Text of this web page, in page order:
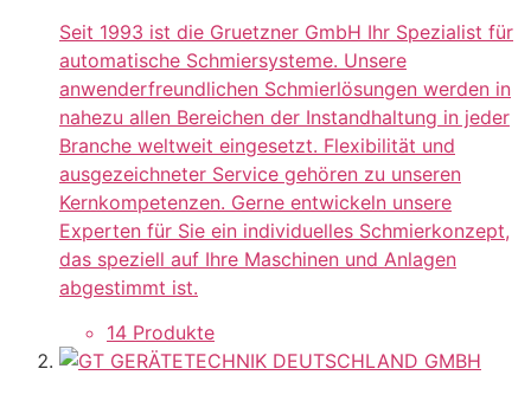
Seit 1993 ist die Gruetzner GmbH Ihr Spezialist für
automatische Schmiersysteme. Unsere
anwenderfreundlichen Schmierlösungen werden in
nahezu allen Bereichen der Instandhaltung in jeder
Branche weltweit eingesetzt. Flexibilität und
ausgezeichneter Service gehören zu unseren
Kernkompetenzen. Gerne entwickeln unsere
Experten für Sie ein individuelles Schmierkonzept,
das speziell auf Ihre Maschinen und Anlagen
abgestimmt ist.
14 Produkte